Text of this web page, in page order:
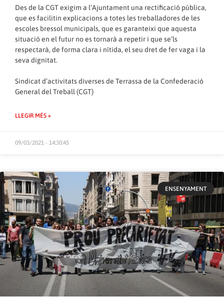
Des de la CGT exigim a l’Ajuntament una rectificació pública,
que es facilitin explicacions a totes les treballadores de les
escoles bressol municipals, que es garanteixi que aquesta
situació en el futur no es tornarà a repetir i que se’ls
respectarà, de forma clara i nítida, el seu dret de fer vaga i la
seva dignitat.
Sindicat d’activitats diverses de Terrassa de la Confederació
General del Treball (CGT)
LLEGIR MÉS »
09/03/2021 - 14:30:45
ENSENYAMENT